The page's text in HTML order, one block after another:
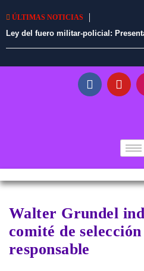
ÚLTIMAS NOTICIAS
Ley del fuero militar-policial:
norma promulgada por Fernando
Walter Grundel
comité de selección
responsable